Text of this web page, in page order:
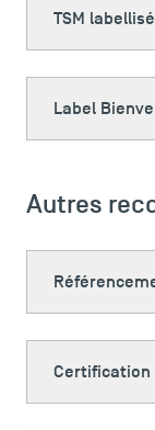
TSM
Label
Autres
Certification